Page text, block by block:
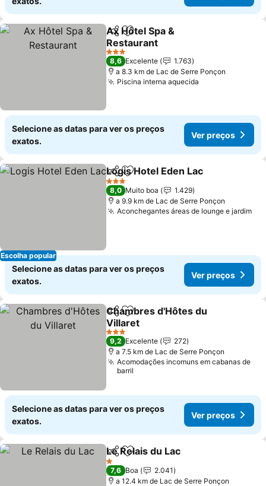
PartilharAdicionar aos favoritos
Ax Hôtel Spa &
Restaurant
Ver preços
3 Estrelas
8,6 Excelente
1.763
a 8.3 km de Lac de Serre Ponçon
Piscina interna aquecida
Selecione as datas para ver os preços
exatos.
Ver preços
Escolha popular
PartilharAdicionar aos favoritos
Logis Hotel Eden Lac
3 Estrelas
8,0 Muito boa
1.429
a 9.9 km de Lac de Serre Ponçon
Aconchegantes áreas de lounge e jardim
Selecione as datas para ver os preços
exatos.
Ver preços
PartilharAdicionar aos favoritos
Chambres d'Hôtes du
Villaret
Ver preços
3 Estrelas
9,2 Excelente
272
a 7.5 km de Lac de Serre Ponçon
Acomodações incomuns em cabanas de
barril
Selecione as datas para ver os preços
exatos.
Ver preços
PartilharAdicionar aos favoritos
Le Relais du Lac
1 Estrelas
7,6 Boa
2.041
a 12.4 km de Lac de Serre Ponçon